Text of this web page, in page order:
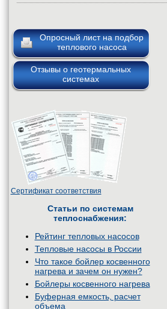
Опросный лист на подбор
теплового насоса
Отзывы о геотермальных
системах
Сертификат соответствия
Статьи по системам
теплоснабжения:
Рейтинг тепловых насосов
Тепловые насосы в России
Что такое бойлер косвенного
нагрева и зачем он нужен?
Бойлеры косвенного нагрева
Буферная емкость, расчет
объема